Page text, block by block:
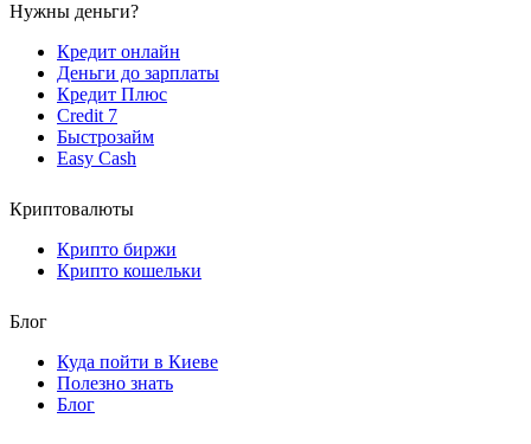
Нужны деньги?
Кредит онлайн
Деньги до зарплаты
Кредит Плюс
Credit 7
Быстрозайм
Easy Cash
Криптовалюты
Крипто биржи
Крипто кошельки
Блог
Куда пойти в Киеве
Полезно знать
Блог